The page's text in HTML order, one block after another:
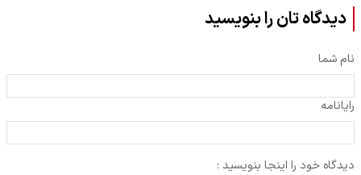
دیدگاه تان را بنویسید
نام شما
رایانامه
دیدگاه خود را اینجا بنویسید :